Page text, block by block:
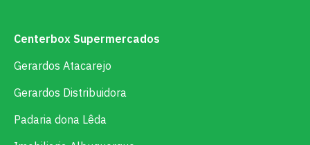
Centerbox Supermercados
Gerardos Atacarejo
Gerardos Distribuidora
Padaria dona Lêda